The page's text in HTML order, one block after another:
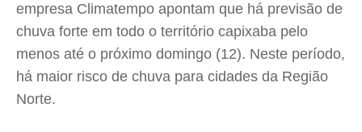
empresa Climatempo apontam que há previsão de
chuva forte em todo o território capixaba pelo
menos até o próximo domingo (12). Neste período,
há maior risco de chuva para cidades da Região
Norte.